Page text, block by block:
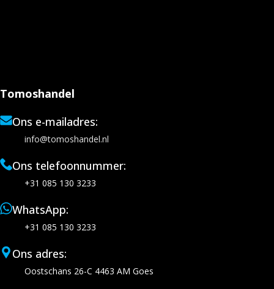
Tomoshandel
Ons e-mailadres:
info@tomoshandel.nl
Ons telefoonnummer:
+31 085 130 3233
WhatsApp:
+31 085 130 3233
Ons adres:
Oostschans 26-C 4463 AM Goes